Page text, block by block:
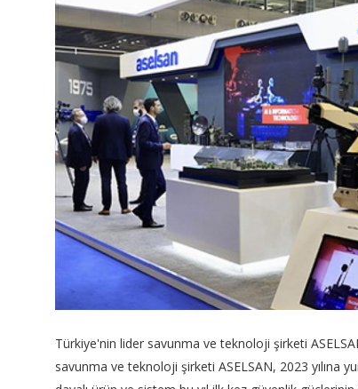
Türkiye'nin lider savunma ve teknoloji şirketi
savunma ve teknoloji şirketi ASELSAN, 2023 yılına